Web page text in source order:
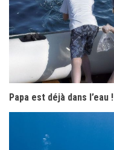
Papa est déjà dans l’eau !